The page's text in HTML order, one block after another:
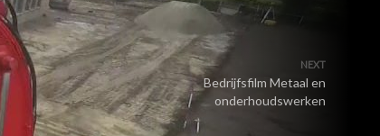
NEXT
Bedrijfsfilm Metaal en
onderhoudswerken